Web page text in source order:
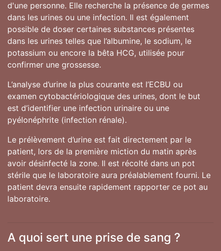
d'une personne. Elle recherche la présence de germes
dans les urines ou une infection. Il est également
possible de doser certaines substances présentes
dans les urines telles que l’albumine, le sodium, le
potassium ou encore la bêta HCG, utilisée pour
confirmer une grossesse.
L’analyse d’urine la plus courante est l’ECBU ou
examen cytobactériologique des urines, dont le but
est d’identifier une infection urinaire ou une
pyélonéphrite (infection rénale).
Le prélèvement d’urine est fait directement par le
patient, lors de la première miction du matin après
avoir désinfecté la zone. Il est récolté dans un pot
stérile que le laboratoire aura préalablement fourni. Le
patient devra ensuite rapidement rapporter ce pot au
laboratoire.
A quoi sert une prise de sang ?